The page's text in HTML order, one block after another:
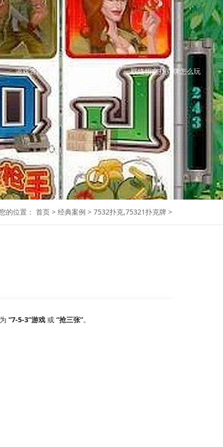
游戏资讯 联络悟空扑克牌怎么玩
的位置： 首页 > 经典案例 > 7532扑克,75321扑克牌 >
“7-5-3”游戏 或 “抢三张”。